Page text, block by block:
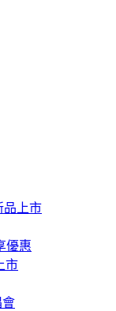
品上市
優惠
市
會